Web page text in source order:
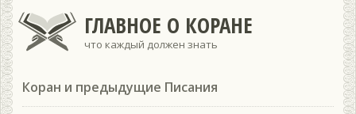
ГЛАВНОЕ О КОРАНЕ
что каждый должен знать
Коран и предыдущие Писания